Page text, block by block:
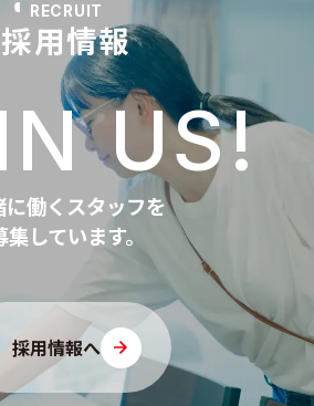
採用情報
RECRUIT
US!
に働くスタッフを
集しています。
採用情報へ